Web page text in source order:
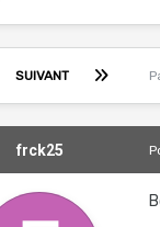
SUIVANT
frck25